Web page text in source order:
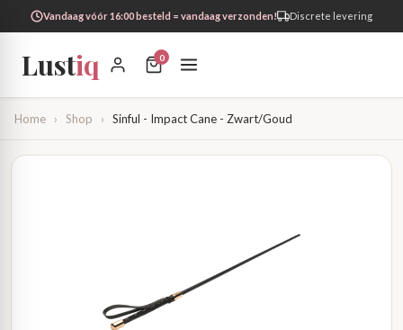
Vandaag vóór 16:00 besteld = vandaag verzonden! Discrete levering
Lustiq 0
Home › Shop › Sinful - Impact Cane - Zwart/Goud